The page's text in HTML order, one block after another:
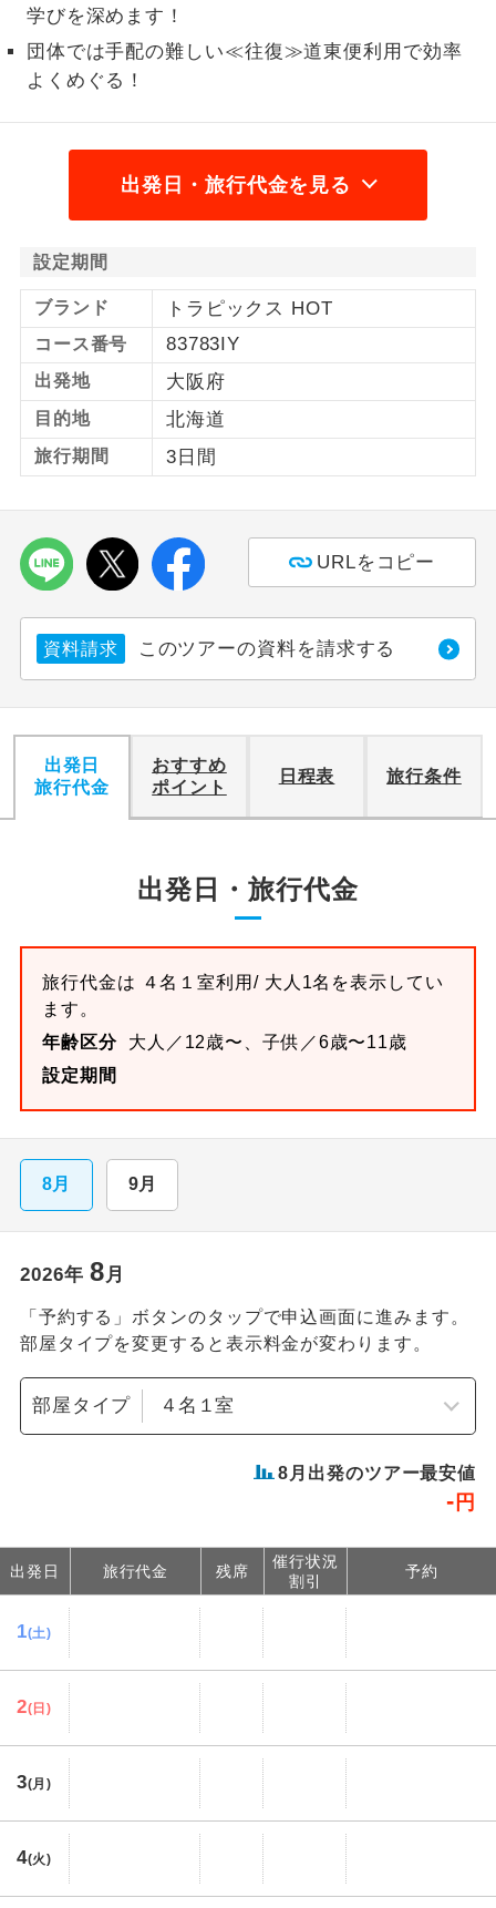
学びを深めます！
団体では手配の難しい≪往復≫道東便利用で効率
よくめぐる！
出発日・旅行代金を見る
設定期間
ブランド トラピックス HOT
コース番号 83783IY
出発地 大阪府
目的地 北海道
旅行期間 3日間
URLをコピー
資料請求 このツアーの資料を請求する
出発日
旅行代金
おすすめ
ポイント
日程表 旅行条件
出発日・旅行代金
旅行代金は ４名１室利用/ 大人1名を表示してい
ます。
年齢区分
大人／12歳〜、子供／6歳〜11歳
設定期間
8月 9月
2026年 8月
「予約する」ボタンのタップで申込画面に進みます。
部屋タイプを変更すると表示料金が変わります。
部屋タイプ
8 月出発のツアー最安値
- 円
出発日 旅行代金 残席
催行状況
割引
予約
1(土)
2(日)
3(月)
4(火)
す。
加限定
スです。
1名様1室同代
1名様1室利用でも追加料金がかからない
ご夫婦限定
女性限定
女性限定でご参加いただけるコースで
す。
年齢制限あり
ご参加にあたり年齢に制限があるコース
です。
航空会社指定
利用航空会社が指定なので、ご出発の計
ホテル指定
ご紹介するホテルを指定したコースで
す。